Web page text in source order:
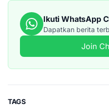
Ikuti WhatsApp
Dapatkan berita
Join
TAGS